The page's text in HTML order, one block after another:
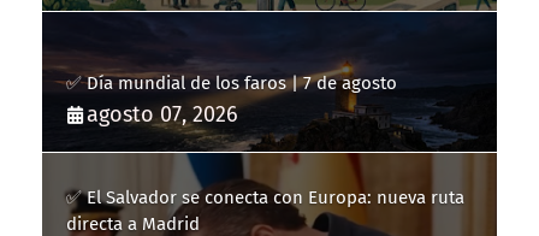
✅ Día mundial de los faros | 7 de agosto
agosto 07, 2026
✅ El Salvador se conecta con Europa: nueva ruta
directa a Madrid